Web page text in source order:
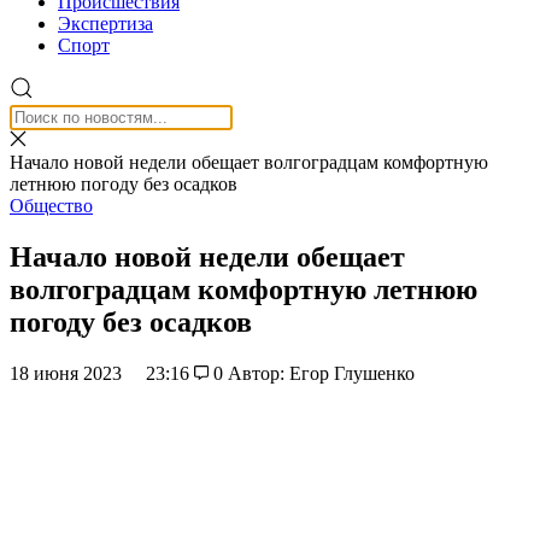
Экспертиза
Спорт
Начало новой недели обещает волгоградцам комфортную
летнюю погоду без осадков
Общество
Начало новой недели обещает
волгоградцам комфортную летнюю
погоду без осадков
18 июня 2023 23:16 0 Автор: Егор Глушенко